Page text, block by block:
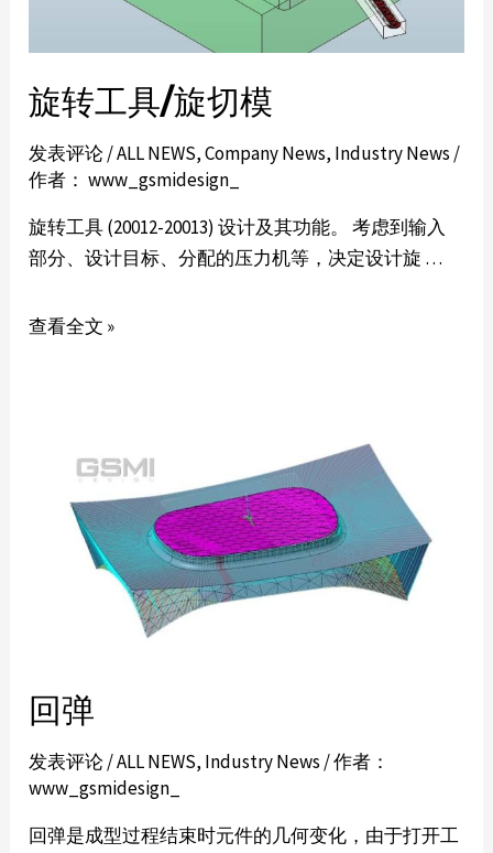
旋转工具/旋切模
发表评论/ALL NEWS,Company News, Industry News/
作者： www_gsmidesign_
旋转工具 (20012-20013) 设计及其功能。 考虑到输入
部分、设计目标、​​分配的压力机等，决定设计旋 …
查看全文 »
回弹
发表评论 /ALL NEWS, Industry News / 作者：
www_gsmidesign_
回弹是成型过程结束时元件的几何变化，由于打开工